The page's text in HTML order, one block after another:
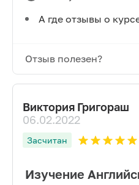
А где отзывы о
Отзыв полезен?
Виктория Григораш
06.02.2022
Засчитан
Изучение